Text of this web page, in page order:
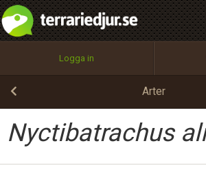
Logga in
Arter
Nyctibatrachus
Utför
100%
OK
integritetspolicy
Namn:
Epost:
Användarnamn:
Begär nytt lösenord